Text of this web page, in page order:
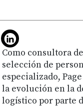
Como consultora
selección de
especializado,
la evolución en la
logístico por parte